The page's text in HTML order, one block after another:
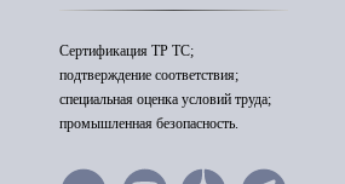
Сертификация ТР ТС;
подтверждение соответствия;
специальная оценка условий труда;
промышленная безопасность.